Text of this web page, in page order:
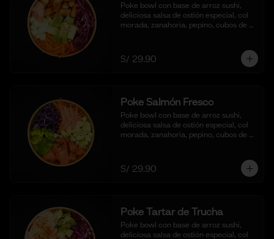
Poke bowl con base de arroz sushi,
deliciosa salsa de ostión especial, col
morada, zanahoria, pepino, cubos de
S/ 29.90
Poke Salmón Fresco
Poke bowl con base de arroz sushi,
deliciosa salsa de ostión especial, col
morada, zanahoria, pepino, cubos de
S/ 29.90
Poke Tartar de Trucha
Poke bowl con base de arroz sushi,
deliciosa salsa de ostión especial, col